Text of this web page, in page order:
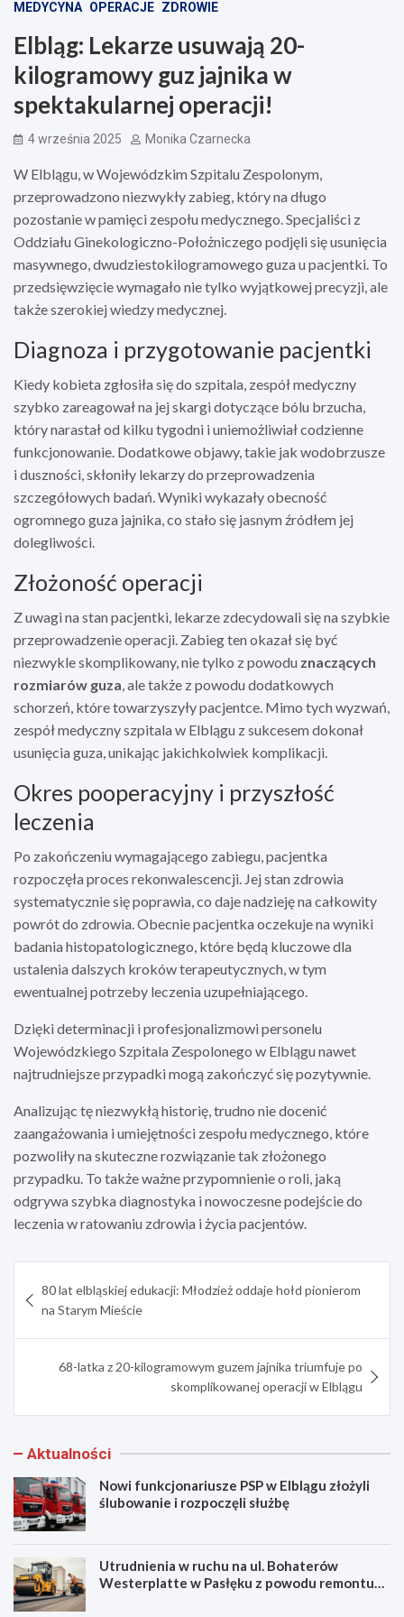
MEDYCYNA OPERACJE ZDROWIE
Elbląg: Lekarze usuwają 20-
kilogramowy guz jajnika w
spektakularnej operacji!
4 września 2025 Monika Czarnecka
W Elblągu, w Wojewódzkim Szpitalu Zespolonym,
przeprowadzono niezwykły zabieg, który na długo
pozostanie w pamięci zespołu medycznego. Specjaliści z
Oddziału Ginekologiczno-Położniczego podjęli się usunięcia
masywnego, dwudziestokilogramowego guza u pacjentki. To
przedsięwzięcie wymagało nie tylko wyjątkowej precyzji, ale
także szerokiej wiedzy medycznej.
Diagnoza i przygotowanie pacjentki
Kiedy kobieta zgłosiła się do szpitala, zespół medyczny
szybko zareagował na jej skargi dotyczące bólu brzucha,
który narastał od kilku tygodni i uniemożliwiał codzienne
funkcjonowanie. Dodatkowe objawy, takie jak wodobrzusze
i duszności, skłoniły lekarzy do przeprowadzenia
szczegółowych badań. Wyniki wykazały obecność
ogromnego guza jajnika, co stało się jasnym źródłem jej
dolegliwości.
Złożoność operacji
Z uwagi na stan pacjentki, lekarze zdecydowali się na szybkie
przeprowadzenie operacji. Zabieg ten okazał się być
niezwykle skomplikowany, nie tylko z powodu znaczących
rozmiarów guza, ale także z powodu dodatkowych
schorzeń, które towarzyszyły pacjentce. Mimo tych wyzwań,
zespół medyczny szpitala w Elblągu z sukcesem dokonał
usunięcia guza, unikając jakichkolwiek komplikacji.
Okres pooperacyjny i przyszłość
leczenia
Po zakończeniu wymagającego zabiegu, pacjentka
rozpoczęła proces rekonwalescencji. Jej stan zdrowia
systematycznie się poprawia, co daje nadzieję na całkowity
powrót do zdrowia. Obecnie pacjentka oczekuje na wyniki
badania histopatologicznego, które będą kluczowe dla
ustalenia dalszych kroków terapeutycznych, w tym
ewentualnej potrzeby leczenia uzupełniającego.
Dzięki determinacji i profesjonalizmowi personelu
Wojewódzkiego Szpitala Zespolonego w Elblągu nawet
najtrudniejsze przypadki mogą zakończyć się pozytywnie.
Analizując tę niezwykłą historię, trudno nie docenić
zaangażowania i umiejętności zespołu medycznego, które
pozwoliły na skuteczne rozwiązanie tak złożonego
przypadku. To także ważne przypomnienie o roli, jaką
odgrywa szybka diagnostyka i nowoczesne podejście do
leczenia w ratowaniu zdrowia i życia pacjentów.
wpisu
80 lat elbląskiej edukacji: Młodzież oddaje hołd pionierom
na Starym Mieście
68-latka z 20-kilogramowym guzem jajnika triumfuje po
skomplikowanej operacji w Elblągu
Aktualności
Nowi funkcjonariusze PSP w Elblągu złożyli
ślubowanie i rozpoczęli służbę
Utrudnienia w ruchu na ul. Bohaterów
Westerplatte w Pasłęku z powodu remontu